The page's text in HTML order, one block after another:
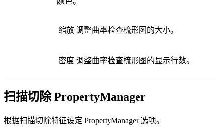
缩放 调整曲率检查梳形图的大小。
密度 调整曲率检查梳形图的显示行数。
扫描切除 PropertyManager
根据扫描切除特征设定 PropertyManager 选项。